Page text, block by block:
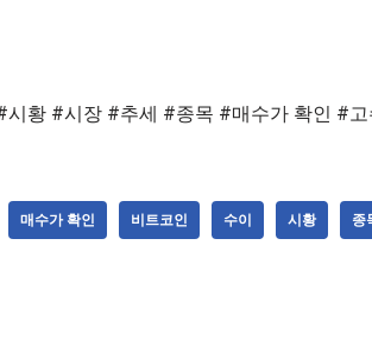
황 #시장 #추세 #종목 #매수가 확인 #
매수가 확인 비트코인 수이 시황 종